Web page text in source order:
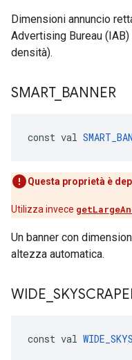
Dimensioni annuncio
Advertising Bureau
densità).
SMART_ BANNER
const val
Questa proprietà è
Utilizza invece
Un banner con
altezza automatica.
WIDE
const val